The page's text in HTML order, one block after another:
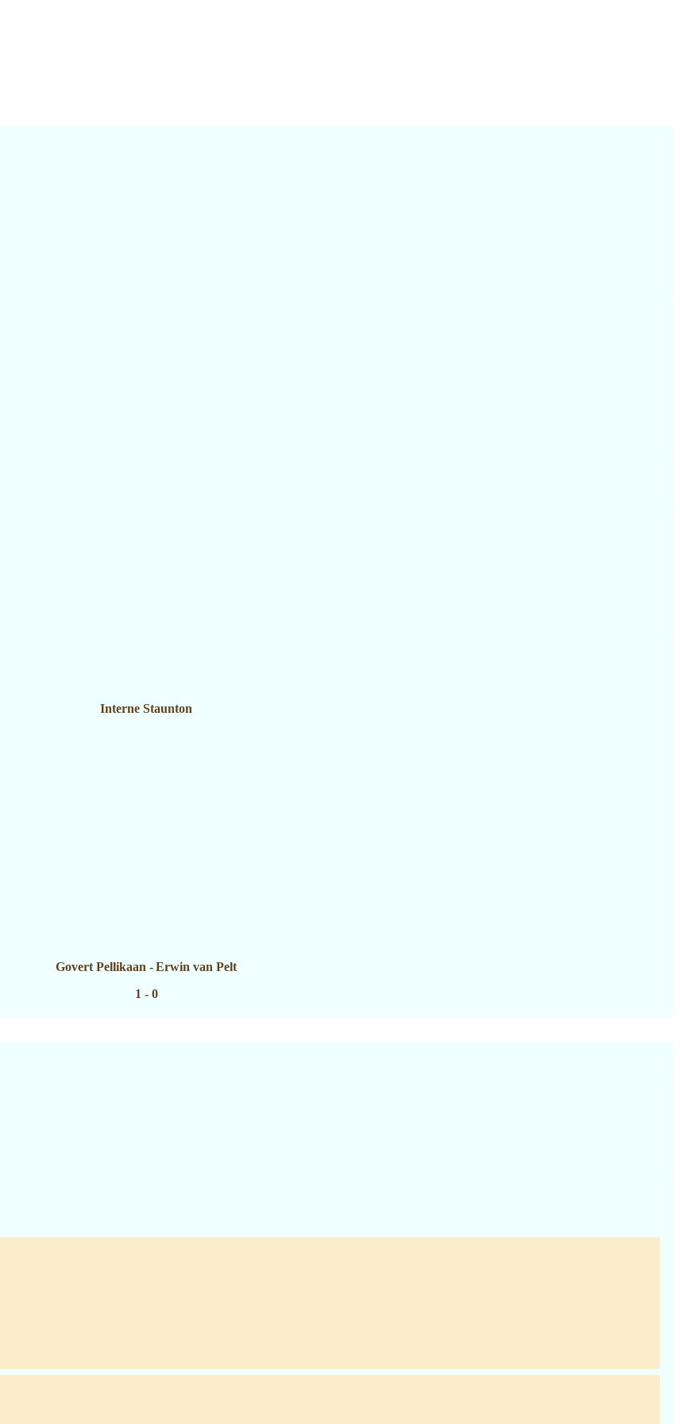
Interne Staunton
Govert Pellikaan - Erwin van Pelt
1 - 0